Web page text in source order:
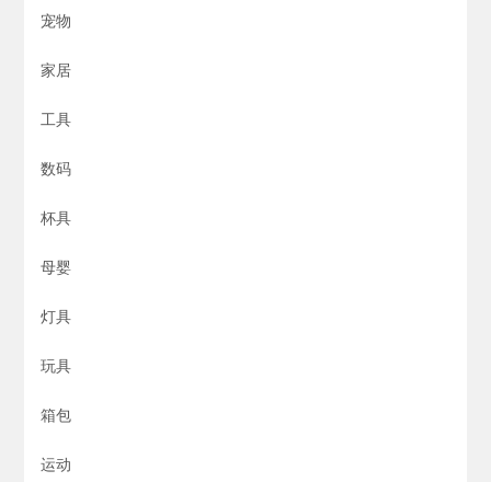
宠物
家居
工具
数码
杯具
母婴
灯具
玩具
箱包
运动